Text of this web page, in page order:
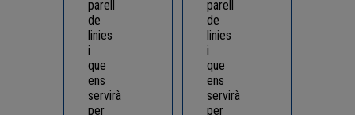
parell
de
linies
i
que
ens
servirà
per
parell
de
linies
i
que
ens
servirà
per